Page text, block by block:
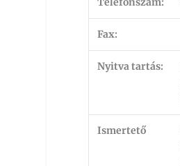
Fax:
Nyitva tartás:
Ismertető